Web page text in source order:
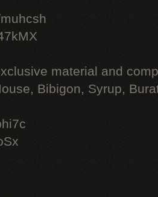
material and
Bibigon, Syrup,